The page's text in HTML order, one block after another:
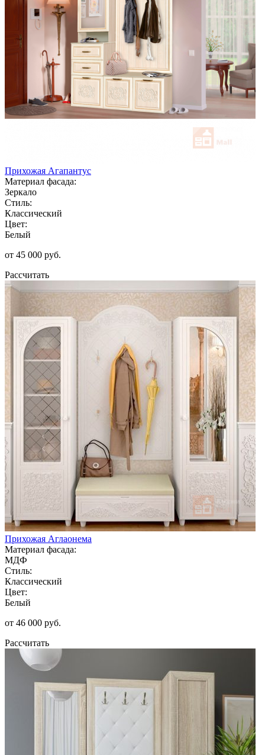
Прихожая Агапантус
Материал фасада:
Зеркало
Стиль:
Классический
Цвет:
Белый
от 45 000 руб.
Рассчитать
Прихожая Аглаонема
Материал фасада:
МДФ
Стиль:
Классический
Цвет:
Белый
от 46 000 руб.
Рассчитать